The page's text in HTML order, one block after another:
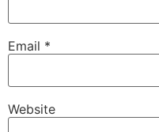
Email *
Website